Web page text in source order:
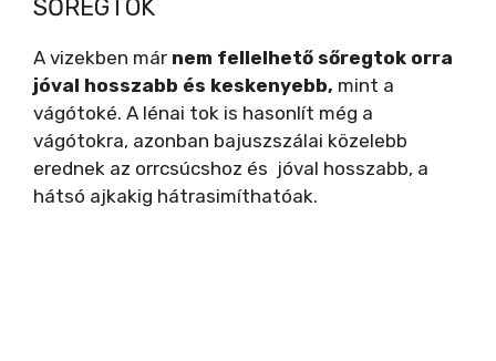
SŐREGTOK
A vizekben már nem fellelhető sőregtok orra
jóval hosszabb és keskenyebb, mint a
vágótoké. A lénai tok is hasonlít még a
vágótokra, azonban bajuszszálai közelebb
erednek az orrcsúcshoz és jóval hosszabb, a
hátsó ajkakig hátrasimíthatóak.